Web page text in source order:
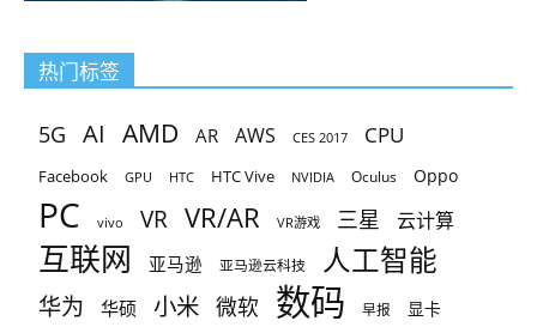
热门标签
5G AI AMD AR AWS CES 2017 CPU
Facebook GPU HTC HTC Vive NVIDIA Oculus Oppo
PC vivo VR VR/AR VR游戏 三星 云计算
互联网 亚马逊 亚马逊云科技 人工智能
华为 华硕 小米 微软 数码 早报 显卡